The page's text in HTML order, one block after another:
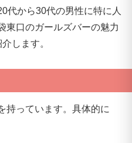
代から30代の男性に特に人
東口のガールズバーの魅力
します。
持っています。具体的に